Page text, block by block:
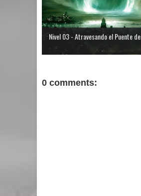
Nivel 03 - Atravesando el Puente de...
0 comments: